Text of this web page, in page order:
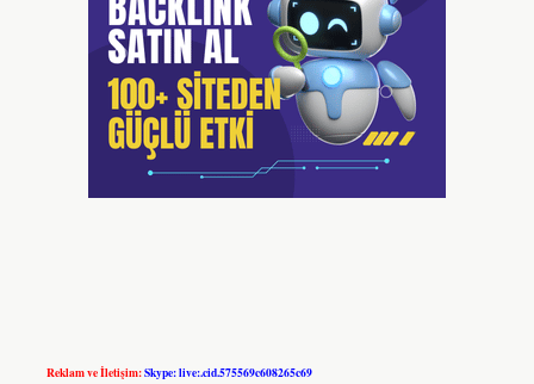
Reklam ve İletişim:Skype: live:.cid.575569c608265c69